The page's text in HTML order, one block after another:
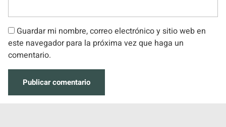
Guardar mi nombre, correo electrónico y sitio web en
este navegador para la próxima vez que haga un
comentario.